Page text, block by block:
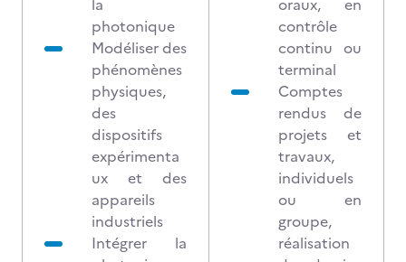
la
photonique
Modéliser des
phénomènes
physiques,
des
dispositifs
expérimenta
ux et des
appareils
industriels
Intégrer la
oraux, en
contrôle
continu ou
terminal
Comptes
rendus de
projets et
travaux,
individuels
ou en
groupe,
réalisation